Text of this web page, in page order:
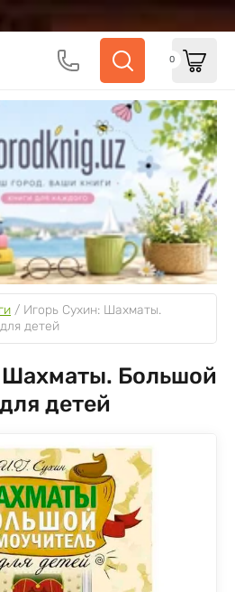
0
/ Игорь Сухин: Шахматы.
детей
Шахматы. Большой
детей